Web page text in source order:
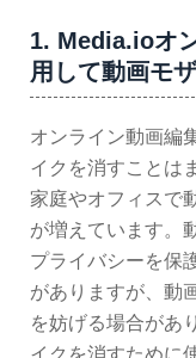
1. Media.ioオ
用して動画モ
オンライン動画編
イクを消すことは
家庭やオフィスで
が増えています。
プライバシーを保
がありますが、動
を妨げる場合があ